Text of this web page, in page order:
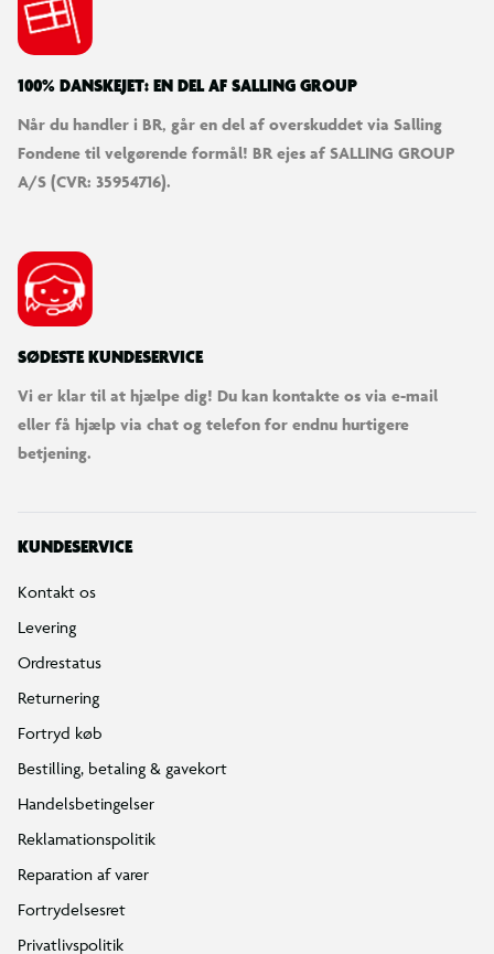
100% DANSKEJET: EN DEL AF SALLING GROUP
Når du handler i BR, går en del af overskuddet via Salling
Fondene til velgørende formål! BR ejes af SALLING GROUP
A/S (CVR: 35954716).
SØDESTE KUNDESERVICE
Vi er klar til at hjælpe dig! Du kan kontakte os via e-mail
eller få hjælp via chat og telefon for endnu hurtigere
betjening.
KUNDESERVICE
Kontakt os
Levering
Ordrestatus
Returnering
Fortryd køb
Bestilling, betaling & gavekort
Handelsbetingelser
Reklamationspolitik
Reparation af varer
Fortrydelsesret
Privatlivspolitik